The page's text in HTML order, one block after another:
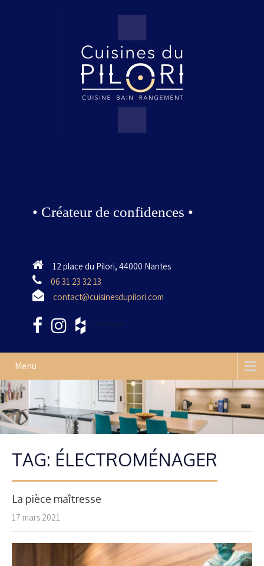
• Créateur de confidences •
12 place du Pilori, 44000 Nantes
06 31 23 32 13
contact@cuisinesdupilori.com
••••• •••••
Menu
TAG: ÉLECTROMÉNAGER
La pièce maîtresse
17 mars 2021